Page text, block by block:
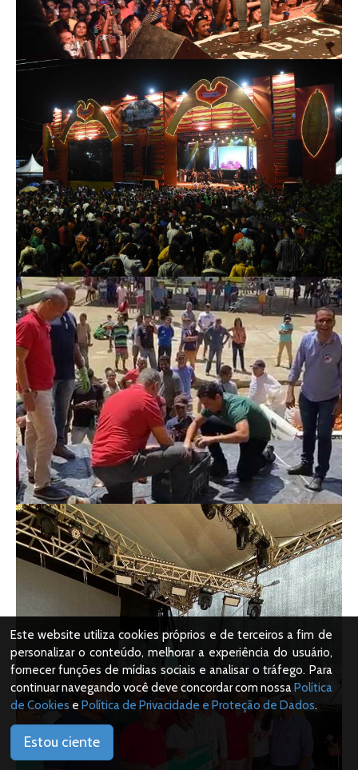
Este website utiliza cookies próprios e de terceiros a fim de
personalizar o conteúdo, melhorar a experiência do usuário,
fornecer funções de mídias sociais e analisar o tráfego. Para
continuar navegando você deve concordar com nossaPolítica
de Cookies e Política de Privacidade e Proteção de Dados.
Estou ciente